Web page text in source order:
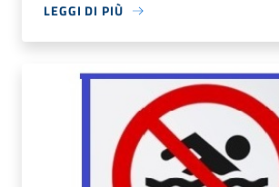
LEGGI DI PIÙ